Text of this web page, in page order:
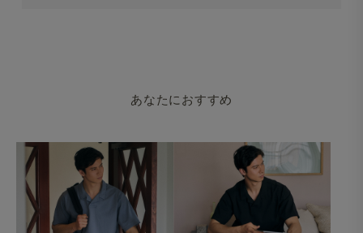
あなたにおすすめ